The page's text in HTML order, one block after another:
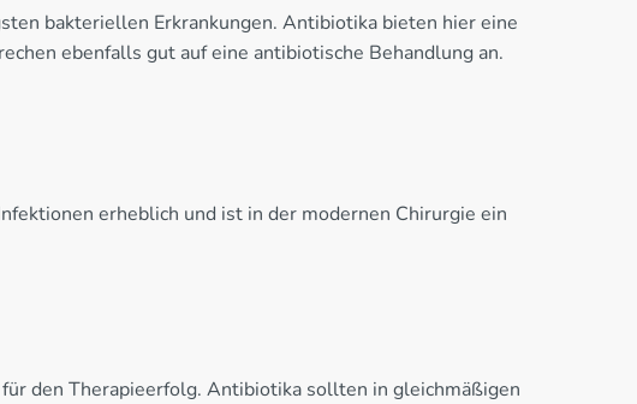
bakteriellen Erkrankungen. Antibiotika bieten hier eine
ebenfalls gut auf eine antibiotische Behandlung an.
erheblich und ist in der modernen Chirurgie ein
den Therapieerfolg. Antibiotika sollten in gleichmäßigen